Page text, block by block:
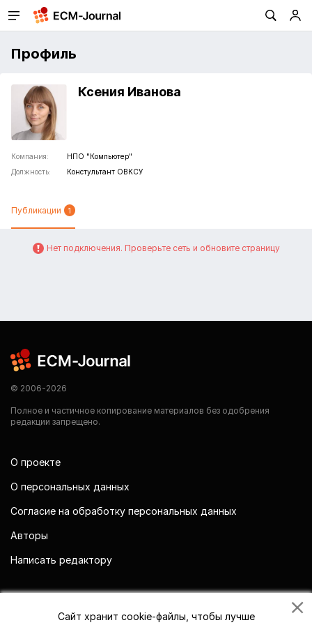
Профиль
Ксения Иванова
Компания:
НПО "Компьютер"
Должность:
Констультант ОВКСУ
Публикации 1
Нет подключения. Проверьте сеть и обновите страницу
© 2006-2026
Полное и частичное копирование материалов без одобрения
редакции запрещено.
О проекте
О персональных данных
Согласие на обработку персональных данных
Авторы
Написать редактору
Сайт хранит cookie-файлы, чтобы лучше